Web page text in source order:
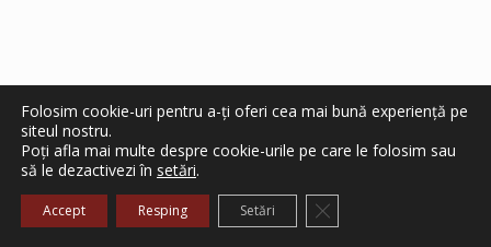
Folosim cookie-uri pentru a-ți oferi cea mai bună experiență pe
siteul nostru.
Poți afla mai multe despre cookie-urile pe care le folosim sau
să le dezactivezi în setări.
Accept Resping Setări Close GDPR Cookie